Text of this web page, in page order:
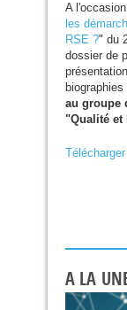
A
les
RSE ?" du
dossier de
au groupe
"Qualité et
A LA